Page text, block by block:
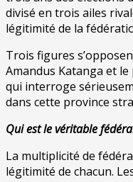
divisé en trois ailes
légitimité de la
Trois figures
Amandus Katanga et
qui interroge
dans cette province
Qui est le véritable
La multiplicité de
légitimité de chacun.